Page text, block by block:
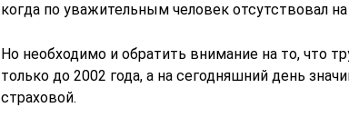
когда по уважительным человек отсутствовал
Но необходимо и обратить внимание на то, что
только до 2002 года, а на сегодняшний день
страховой.